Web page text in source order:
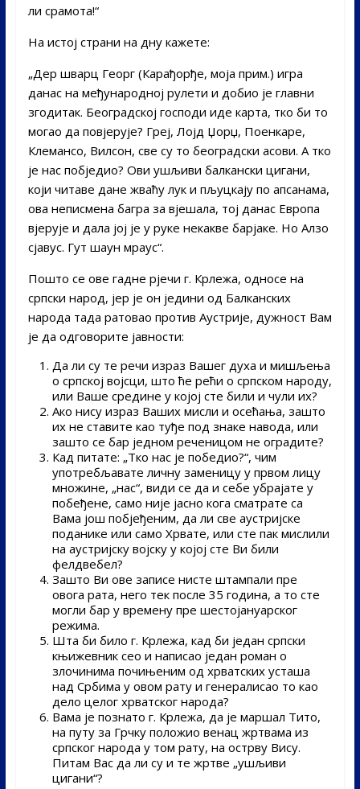
ли срамота!“
На истој страни на дну кажете:
„Дер шварц Георг (Карађорђе, моја прим.) игра
данас на међународној рулети и добио је главни
згодитак. Београдској господи иде карта, тко би то
могао да повјерује? Греј, Лојд Џорџ, Поенкаре,
Клемансо, Вилсон, све су то београдски асови. А тко
је нас побједио? Ови ушљиви балкански цигани,
који читаве дане жваћу лук и пљуцкају по апсанама,
ова неписмена багра за вјешала, тој данас Европа
вјерује и дала јој је у руке некакве барјаке. Но Алзо
сјавус. Гут шаун мраус“.
Пошто се ове гадне рјечи г. Крлежа, односе на
српски народ, јер је он једини од Балканских
народа тада ратовао против Аустрије, дужност Вам
је да одговорите јавности:
Да ли су те речи израз Вашег духа и мишљења
о српској војсци, што ће рећи о српском народу,
или Ваше средине у којој сте били и чули их?
Ако нису израз Ваших мисли и осећања, зашто
их не ставите као туђе под знаке навода, или
зашто се бар једном реченицом не оградите?
Кад питате: „Тко нас је победио?“, чим
употребљавате личну заменицу у првом лицу
множине, „нас“, види се да и себе убрајате у
побеђене, само није јасно кога сматрате са
Вама још побјеђеним, да ли све аустријске
поданике или само Хрвате, или сте пак мислили
на аустријску војску у којој сте Ви били
фелдвебел?
Зашто Ви ове записе нисте штампали пре
овога рата, него тек после 35 година, а то сте
могли бар у времену пре шестојануарског
режима.
Шта би било г. Крлежа, кад би један српски
књижевник сео и написао један роман о
злочинима почињеним од хрватских усташа
над Србима у овом рату и генералисао то као
дело целог хрватског народа?
Вама је познато г. Крлежа, да је маршал Тито,
на путу за Грчку положио венац жртвама из
српског народа у том рату, на острву Вису.
Питам Вас да ли су и те жртве „ушљиви
цигани“?